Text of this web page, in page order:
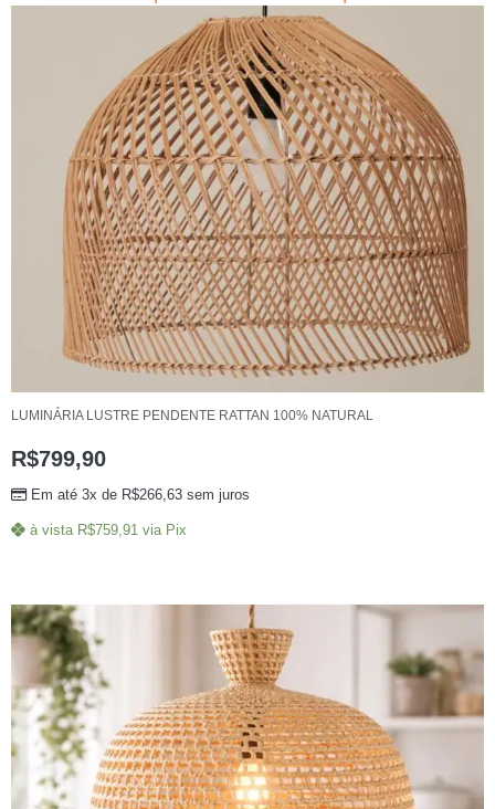
LUMINÁRIA LUSTRE PENDENTE RATTAN 100% NATURAL
R$799,90
Em até 3x de R$266,63 sem juros
à vista R$759,91 via Pix